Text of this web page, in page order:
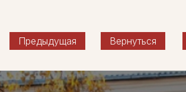
Предыдущая Вернуться